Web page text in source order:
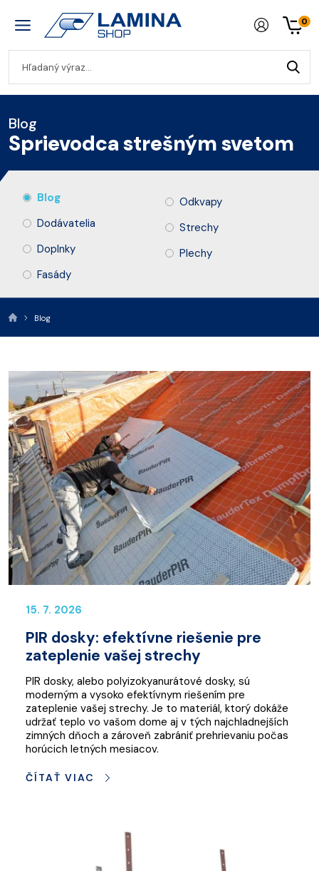
0
Blog
Sprievodca strešným svetom
Blog
Dodávatelia
Doplnky
Fasády
Odkvapy
Strechy
Plechy
Blog
15. 7. 2026
PIR dosky: efektívne riešenie pre
zateplenie vašej strechy
PIR dosky, alebo polyizokyanurátové dosky, sú
moderným a vysoko efektívnym riešením pre
zateplenie vašej strechy. Je to materiál, ktorý dokáže
udržať teplo vo vašom dome aj v tých najchladnejších
zimných dňoch a zároveň zabrániť prehrievaniu počas
horúcich letných mesiacov.
ČÍTAŤ VIAC